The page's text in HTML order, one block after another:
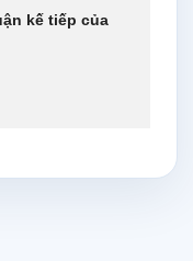
kế tiếp của